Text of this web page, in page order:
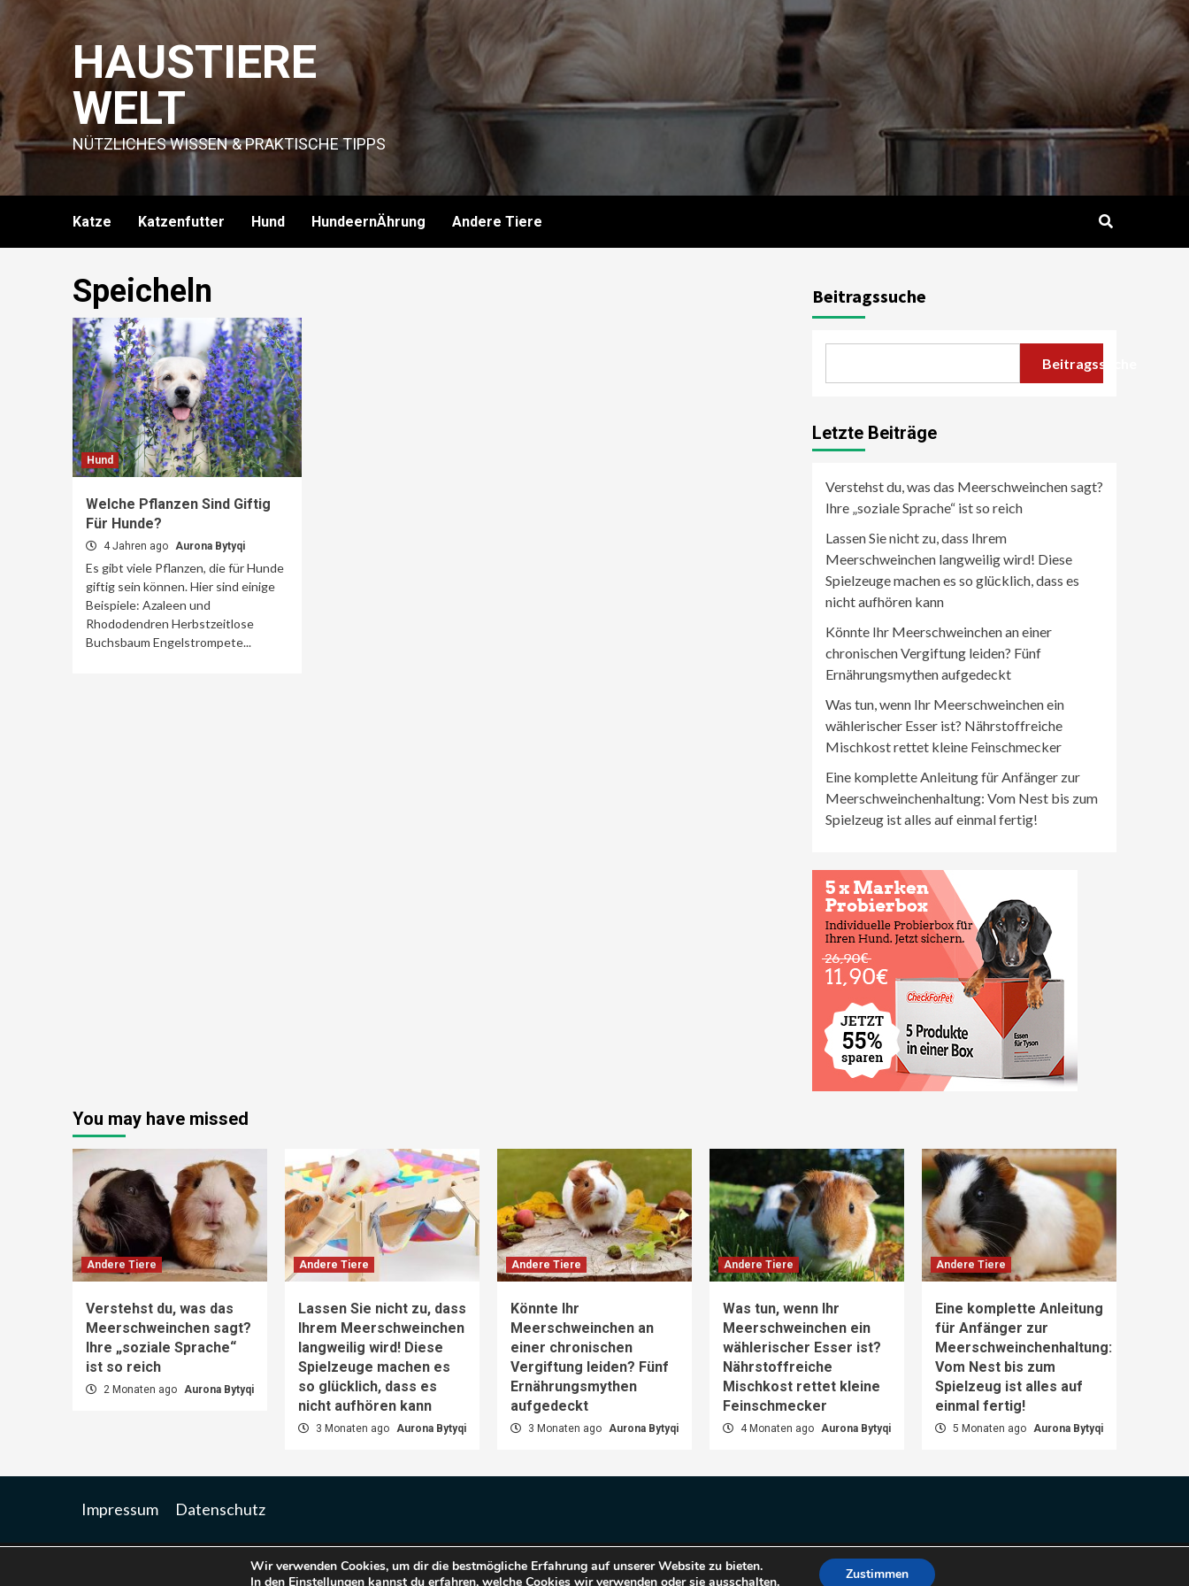
content
HAUSTIERE
WELT
NÜTZLICHES WISSEN & PRAKTISCHE TIPPS
Katze Katzenfutter Hund HundeernÄhrung Andere Tiere
Speicheln
Hund
Welche Pflanzen Sind Giftig
Für Hunde?
4 Jahren ago Aurona Bytyqi
Es gibt viele Pflanzen, die für Hunde
giftig sein können. Hier sind einige
Beispiele: Azaleen und
Rhododendren Herbstzeitlose
Buchsbaum Engelstrompete...
Beitragssuche
Beitragssuche
Letzte Beiträge
Verstehst du, was das Meerschweinchen sagt?
Ihre „soziale Sprache“ ist so reich
Lassen Sie nicht zu, dass Ihrem
Meerschweinchen langweilig wird! Diese
Spielzeuge machen es so glücklich, dass es
nicht aufhören kann
Könnte Ihr Meerschweinchen an einer
chronischen Vergiftung leiden? Fünf
Ernährungsmythen aufgedeckt
Was tun, wenn Ihr Meerschweinchen ein
wählerischer Esser ist? Nährstoffreiche
Mischkost rettet kleine Feinschmecker
Eine komplette Anleitung für Anfänger zur
Meerschweinchenhaltung: Vom Nest bis zum
Spielzeug ist alles auf einmal fertig!
You may have missed
Andere Tiere
Verstehst du, was das
Meerschweinchen sagt?
Ihre „soziale Sprache“
ist so reich
2 Monaten ago Aurona Bytyqi
Andere Tiere
Lassen Sie nicht zu, dass
Ihrem Meerschweinchen
langweilig wird! Diese
Spielzeuge machen es
so glücklich, dass es
nicht aufhören kann
3 Monaten ago Aurona Bytyqi
Andere Tiere
Könnte Ihr
Meerschweinchen an
einer chronischen
Vergiftung leiden? Fünf
Ernährungsmythen
aufgedeckt
3 Monaten ago Aurona Bytyqi
Andere Tiere
Was tun, wenn Ihr
Meerschweinchen ein
wählerischer Esser ist?
Nährstoffreiche
Mischkost rettet kleine
Feinschmecker
4 Monaten ago Aurona Bytyqi
Andere Tiere
Eine komplette Anleitung
für Anfänger zur
Meerschweinchenhaltung:
Vom Nest bis zum
Spielzeug ist alles auf
einmal fertig!
5 Monaten ago Aurona Bytyqi
Impressum Datenschutz
Copyright © 2025 Haustiere Welt.|CoverNewsby AF themes.
Wir verwenden Cookies, um dir die bestmögliche Erfahrung auf unserer Website zu bieten.
In den Einstellungen kannst du erfahren, welche Cookies wir verwenden oder sie ausschalten. Zustimmen